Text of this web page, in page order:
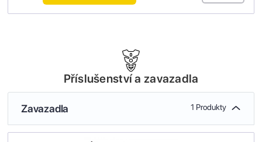
Příslušenství a zavazadla
Zavazadla 1 Produkty